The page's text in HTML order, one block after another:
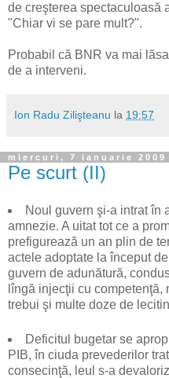
de creşterea spectaculoasă
"Chiar vi se pare mult?".
Probabil că BNR va mai
de a interveni.
Ion Radu Zilişteanu la 19:57
miercuri, 7 ianuarie 2009
Pe scurt (II)
Noul guvern şi-a intrat în
amnezie. A uitat tot ce a
prefigurează un an plin de
actele adoptate la început
guvern de adunătură,
lîngă injecţii cu
trebui şi multe doze de
Deficitul bugetar se
PIB, în ciuda prevederilor
consecinţă, leul s-a